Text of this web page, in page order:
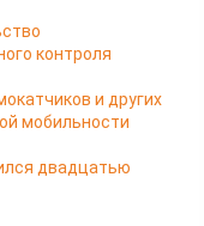
контроля
и других
мобильности
двадцатью